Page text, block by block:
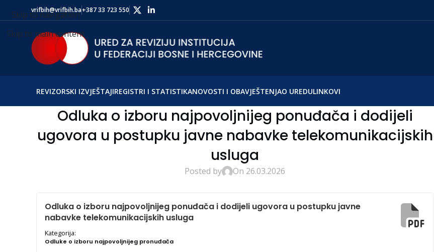
Skip to navigation
Skip to main content
vrifbih@vrifbih.ba+387 33 723 550
REVIZORSKI IZVJEŠTAJIREGISTRI I STATISTIKANOVOSTI I OBAVJEŠTENJAO UREDULINKOVI
Odluka o izboru najpovoljnijeg ponuđača i dodijeli
ugovora u postupku javne nabavke telekomunikacijskih
usluga
Posted by On 26.03.2026
Odluka o izboru najpovoljnijeg ponuđača i dodijeli ugovora u postupku javne
nabavke telekomunikacijskih usluga
Kategorija:
Odluke o izboru najpovoljnijeg pronuđača